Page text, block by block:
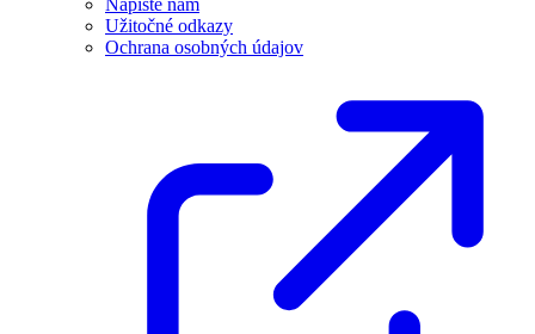
Napíšte nám
Užitočné odkazy
Ochrana osobných údajov